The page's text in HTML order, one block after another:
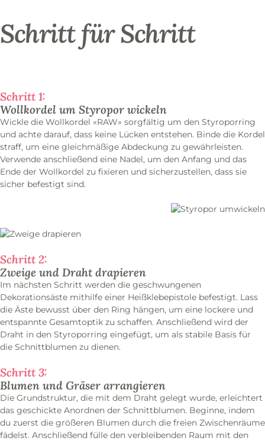
Schritt für Schritt
Schritt 1:
Wollkordel um Styropor wickeln
Wickle die Wollkordel «RAW» sorgfältig um den Styroporring
und achte darauf, dass keine Lücken entstehen. Binde die Kordel
straff, um eine gleichmäßige Abdeckung zu gewährleisten.
Verwende anschließend eine Nadel, um den Anfang und das
Ende der Wollkordel zu fixieren und sicherzustellen, dass sie
sicher befestigt sind.
Schritt 2:
Zweige und Draht drapieren
Im nächsten Schritt werden die geschwungenen
Dekorationsäste mithilfe einer Heißklebepistole befestigt. Lass
die Äste bewusst über den Ring hängen, um eine lockere und
entspannte Gesamtoptik zu schaffen. Anschließend wird der
Draht in den Styroporring eingefügt, um als stabile Basis für
die Schnittblumen zu dienen.
Schritt 3:
Blumen und Gräser arrangieren
Die Grundstruktur, die mit dem Draht gelegt wurde, erleichtert
das geschickte Anordnen der Schnittblumen. Beginne, indem
du zuerst die größeren Blumen durch die freien Zwischenräume
fädelst. Anschließend fülle den verbleibenden Raum mit den